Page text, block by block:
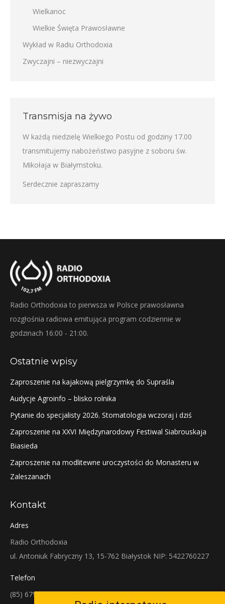
Wielkanoc
Wielkie Święta Prawosławne
Wykład w Radiu Orthodoxia
Zwyczajni – niezwyczajni
Transmisja na żywo
W każdą niedzielę Wielkiego Postu od godziny 17.00
transmitujemy nabożeństwo pasyjne z soboru św.
Mikołaja w Białymstoku.
Serdecznie zapraszamy
Radio Orthodoxia to pierwsza w Polsce prawosławna
rozgłośnia radiowa emitująca program codziennie w
godzinach 16:00 - 21:00.
Ostatnie wpisy
Zaproszenie na kajakową pielgrzymkę do Supraśla
Audycje Agroinfo – blisko rolnika
Pytanie do specjalisty 2026. Stomatologia wczoraj i dziś
Zaproszenie na XXVI Międzynarodowy Festiwal Siabrouskaja
Biasieda
Zaproszenie na modlitewne uroczystości do Monasteru w
Zaleszanach
Kontakt
Adres
Radio Orthodoxia
ul. Antoniuk Fabryczny 13, 15-762 Białystok NIP: 5422760227
Telefon
(85) 679-38-38